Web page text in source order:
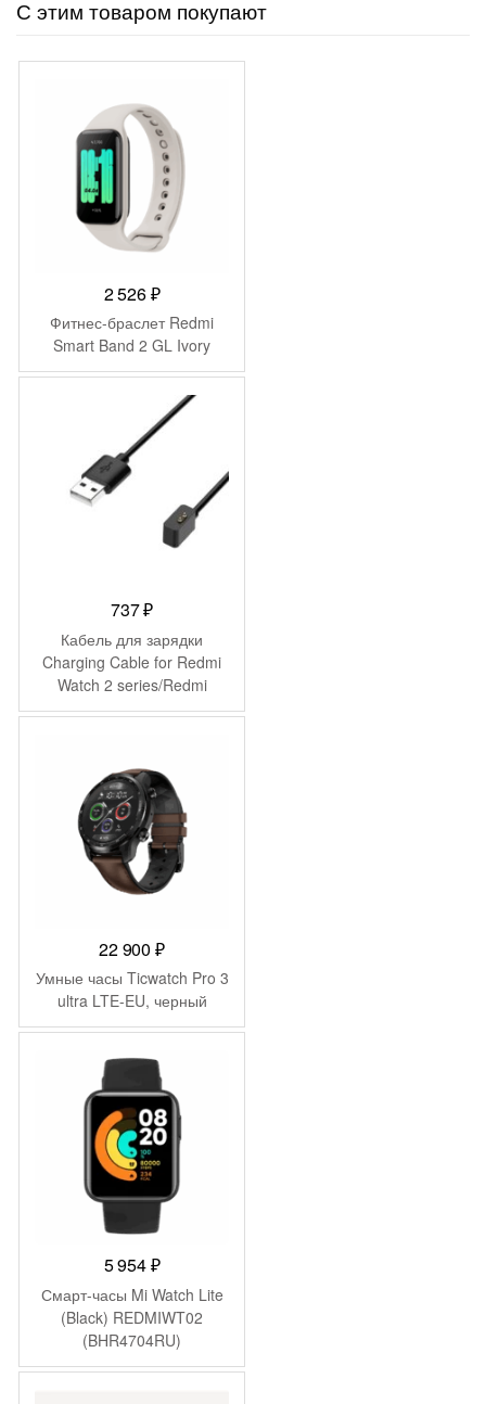
С этим товаром покупают
2 526₽
Фитнес-браслет Redmi
Smart Band 2 GL Ivory
737₽
Кабель для зарядки
Charging Cable for Redmi
Watch 2 series/Redmi
Smart Band Pro
22 900₽
Умные часы Ticwatch Pro 3
ultra LTE-EU, черный
5 954₽
Смарт-часы Mi Watch Lite
(Black) REDMIWT02
(BHR4704RU)